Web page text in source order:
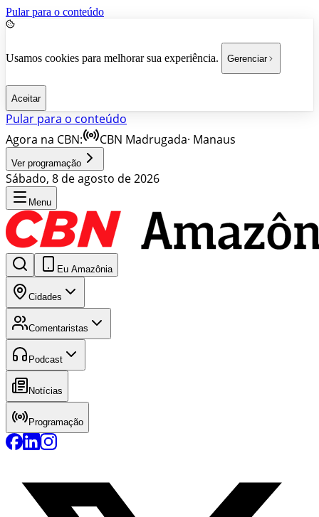
Pular para o conteúdo
Usamos cookies para melhorar sua experiência. Gerenciar
Aceitar
Pular para o conteúdo
Agora na CBN:
CBN Madrugada· Manaus
Ver programação
Sábado, 8 de agosto de 2026
Menu
Eu Amazônia
Cidades
Comentaristas
Podcast
Notícias
Programação